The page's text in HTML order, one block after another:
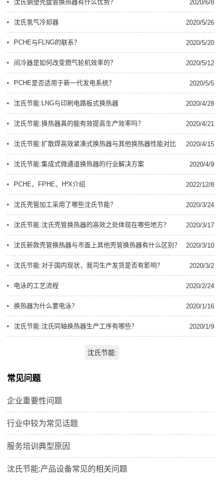
沈氏钢塑壳盘管换热器有什么优势？ 2020/6/8
沈氏氢气冷却器 2020/5/26
PCHE与FLNG的联系？ 2020/5/20
间冷器是如何改变燃气轮机效率的？ 2020/5/12
PCHE是否适用于新一代发电系统？ 2020/5/5
沈氏节能:LNG与印刷电路板式换热器 2020/4/28
沈氏节能:换热器真的能有效提高生产效率吗？ 2020/4/21
沈氏节能:扩散焊高效紧凑式换热器与其他换热器性能对比 2020/4/15
沈氏节能:集成式微通道换热器的行业解决方案 2020/4/9
PCHE、FPHE、H²X介绍 2022/12/8
沈氏壳管加工采用了哪些沈氏节能？ 2020/3/24
沈氏节能:沈氏壳管换热器的高效之处体现在哪些地方？ 2020/3/17
沈氏新款壳管换热器与市面上其他壳管换热器有什么区别？ 2020/3/10
沈氏节能:对于国内现状，我司生产发货是否有影响？ 2020/3/2
电泳的工艺流程 2020/2/24
换热器为什么要电泳？ 2020/1/16
沈氏节能:沈氏同轴换热器生产工序有哪些？ 2020/1/9
沈氏节能:
常见问题
企业重要性问题
行业中较为常见话题
服务培训典型原因
沈氏节能:产品设备常见的相关问题